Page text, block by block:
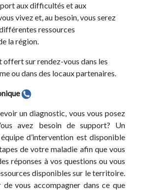
aux difficultés et aux
vivez et, au besoin, vous serez
ressources
la région.
offert sur rendez-vous dans les
ou dans des locaux partenaires.
un diagnostic, vous vous posez
avez besoin de support? Un
d’intervention est disponible
de votre maladie afin que vous
réponses à vos questions ou vous
disponibles sur le territoire.
vous accompagner dans ce que